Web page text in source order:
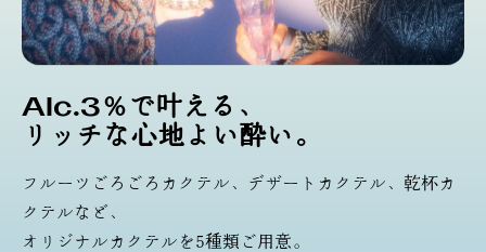
AIc.3％で叶える、
リッチな心地よい酔い。
フルーツごろごろカクテル、デザートカクテル、乾杯カ
クテルなど、
オリジナルカクテルを5種類ご用意。